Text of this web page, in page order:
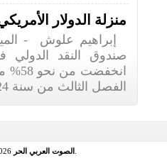
منزلة الدولار الأمريكي
إبراهيم علوش -
صندوق النقد الدولي
الفصل الثالث من سنة 2024 [...]
الصوت العربي الحر .